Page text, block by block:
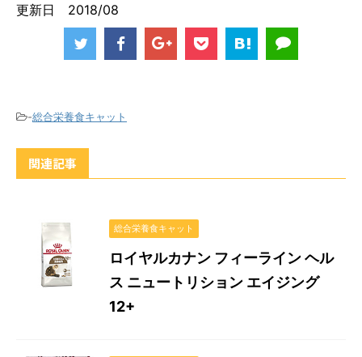
更新日 2018/08
-総合栄養食キャット
関連記事
総合栄養食キャット
ロイヤルカナン フィーライン ヘル
ス ニュートリション エイジング
12+